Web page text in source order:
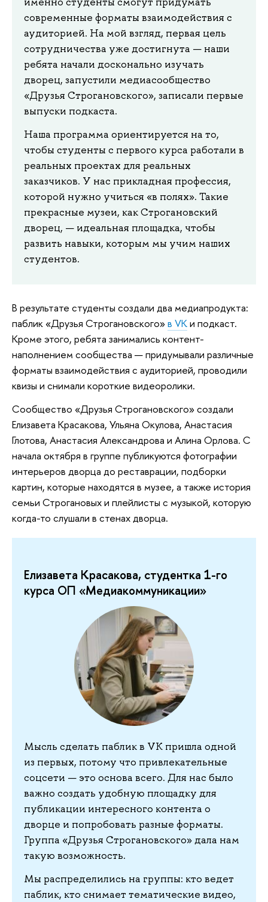
современные форматы взаимодействия с
аудиторией. На мой взгляд, первая цель
сотрудничества уже достигнута — наши
ребята начали досконально изучать
дворец, запустили медиасообщество
«Друзья Строгановского», записали первые
выпуски подкаста.
Наша программа ориентируется на то,
чтобы студенты с первого курса работали в
реальных проектах для реальных
заказчиков. У нас прикладная профессия,
которой нужно учиться «в полях». Такие
прекрасные музеи, как Строгановский
дворец, — идеальная площадка, чтобы
развить навыки, которым мы учим наших
студентов.
В результате студенты создали два медиапродукта:
паблик «Друзья Строгановского»в VKи подкаст.
Кроме этого, ребята занимались контент-
наполнением сообщества — придумывали различные
форматы взаимодействия с аудиторией, проводили
квизы и снимали короткие видеоролики.
Сообщество «Друзья Строгановского» создали
Елизавета Красакова, Ульяна Окулова, Анастасия
Глотова, Анастасия Александрова и Алина Орлова. С
начала октября в группе публикуются фотографии
интерьеров дворца до реставрации, подборки
картин, которые находятся в музее, а также история
семьи Строгановых и плейлисты с музыкой, которую
когда-то слушали в стенах дворца.
Елизавета Красакова, студентка 1-го
курса ОП «‎Медиакоммуникации»‎
Мысль сделать паблик в VK пришла одной
из первых, потому что привлекательные
соцсети — это основа всего. Для нас было
важно создать удобную площадку для
публикации интересного контента о
дворце и попробовать разные форматы.
Группа «Друзья Строгановского» дала нам
такую возможность.
Мы распределились на группы: кто ведет
паблик, кто снимает тематические видео,